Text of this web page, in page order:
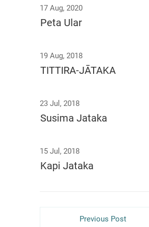
17 Aug, 2020
Peta Ular
19 Aug, 2018
TITTIRA-JĀTAKA
23 Jul, 2018
Susima Jataka
15 Jul, 2018
Kapi Jataka
Previous Post